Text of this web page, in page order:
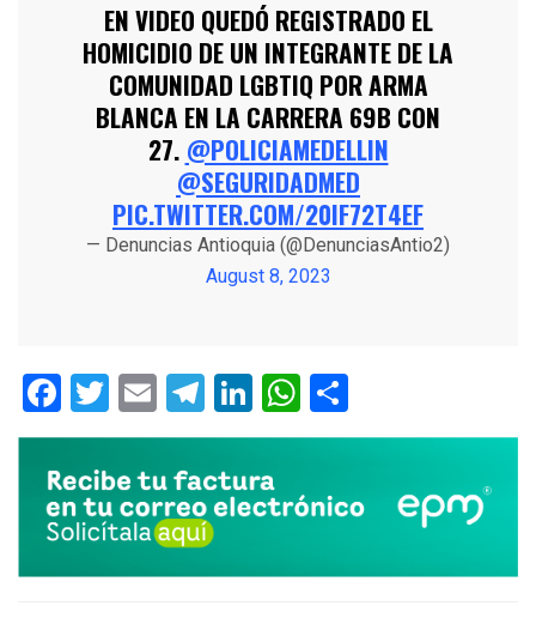
EN VIDEO QUEDÓ REGISTRADO EL
HOMICIDIO DE UN INTEGRANTE DE LA
COMUNIDAD LGBTIQ POR ARMA
BLANCA EN LA CARRERA 69B CON
27. @POLICIAMEDELLIN
@SEGURIDADMED
PIC.TWITTER.COM/20IF72T4EF
— Denuncias Antioquia (@DenunciasAntio2)
August 8, 2023
Facebook
Twitter
EmailTelegram
LinkedIn
WhatsApp